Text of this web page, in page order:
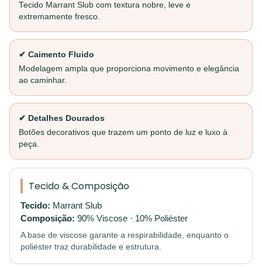
Tecido Marrant Slub com textura nobre, leve e
extremamente fresco.
✔ Caimento Fluido
Modelagem ampla que proporciona movimento e elegância
ao caminhar.
✔ Detalhes Dourados
Botões decorativos que trazem um ponto de luz e luxo à
peça.
Tecido & Composição
Tecido: Marrant Slub
Composição: 90% Viscose · 10% Poliéster
A base de viscose garante a respirabilidade, enquanto o
poliéster traz durabilidade e estrutura.